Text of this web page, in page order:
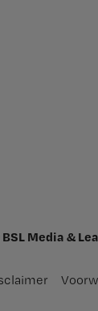
Media &